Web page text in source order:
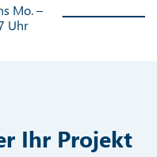
Mo. –
Uhr
Ihr Projekt